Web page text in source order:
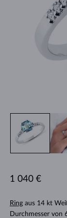
Ringaus 14 kt
Durchmesser von
1 040 €